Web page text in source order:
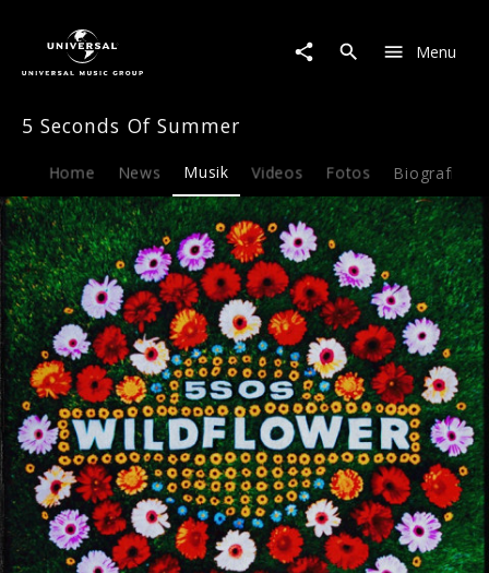
Summer
Musik
Wildflower
Menu
5 Seconds Of Summer
Home News Musik Videos Fotos Biografie